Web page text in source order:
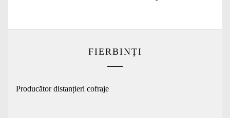
FIERBINȚI
Producător distanțieri cofraje